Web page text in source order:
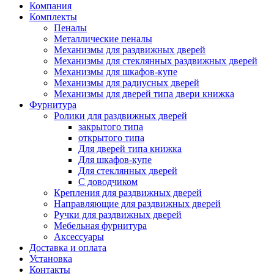
Компания
Комплекты
Пеналы
Металлические пеналы
Механизмы для раздвижных дверей
Механизмы для стеклянных раздвижных дверей
Механизмы для шкафов-купе
Механизмы для радиусных дверей
Механизмы для дверей типа двери книжка
Фурнитура
Ролики для раздвижных дверей
закрытого типа
открытого типа
Для дверей типа книжка
Для шкафов-купе
Для стеклянных дверей
С доводчиком
Крепления для раздвижных дверей
Направляющие для раздвижных дверей
Ручки для раздвижных дверей
Мебельная фурнитура
Аксессуары
Доставка и оплата
Установка
Контакты